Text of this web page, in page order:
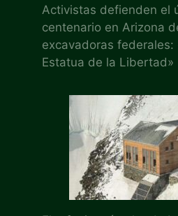
Activistas defienden el
centenario en Arizona
excavadoras federales:
Estatua de la Libertad»